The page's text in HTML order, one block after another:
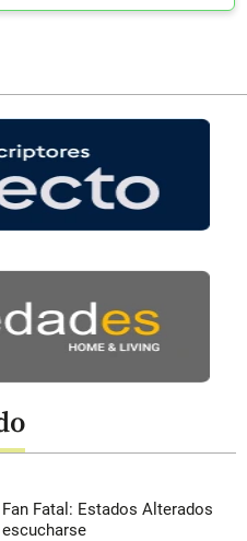
Fatal: Estados Alterados